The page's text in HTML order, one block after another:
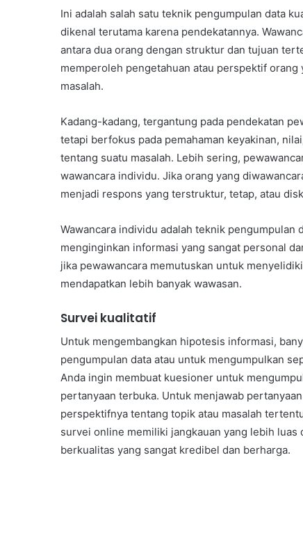
Ini adalah salah satu teknik pengumpulan data
dikenal terutama karena pendekatannya.
antara dua orang dengan struktur dan tujuan
memperoleh pengetahuan atau perspektif
masalah.
Kadang-kadang, tergantung pada pendekatan
tetapi berfokus pada pemahaman keyakinan,
tentang suatu masalah. Lebih sering,
wawancara individu. Jika orang yang
menjadi respons yang terstruktur, tetap, atau
Wawancara individu adalah teknik
menginginkan informasi yang sangat personal
jika pewawancara memutuskan untuk
mendapatkan lebih banyak wawasan.
Survei kualitatif
Untuk mengembangkan hipotesis informasi,
pengumpulan data atau untuk mengumpulkan
Anda ingin membuat kuesioner untuk
pertanyaan terbuka. Untuk menjawab
perspektifnya tentang topik atau masalah
survei online memiliki jangkauan yang lebih luas
berkualitas yang sangat kredibel dan berharga.